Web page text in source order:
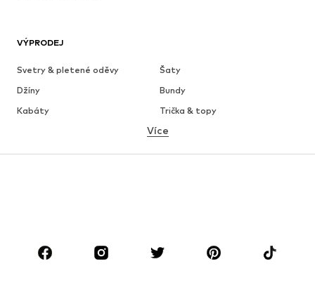
VÝPRODEJ
Svetry & pletené oděvy
Šaty
Džíny
Bundy
Kabáty
Trička & topy
Spodní prádlo
Doplňky
Premium
Více